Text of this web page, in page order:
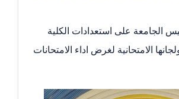
الجامعة على استعدادات الكلية
الامتحانية لغرض اداء الامتحانات